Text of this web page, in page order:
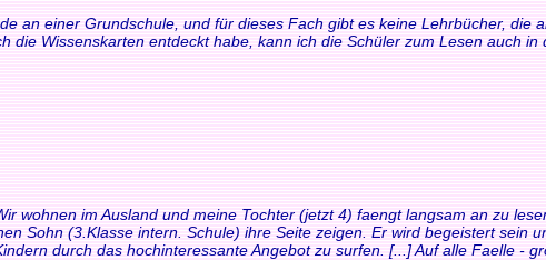
an einer Grundschule, und für dieses Fach gibt es keine Lehrbücher, die
Wissenskarten entdeckt habe, kann ich die Schüler zum Lesen auch
wohnen im Ausland und meine Tochter (jetzt 4) faengt langsam an zu
Sohn (3.Klasse intern. Schule) ihre Seite zeigen. Er wird begeistert sein
durch das hochinteressante Angebot zu surfen. [...] Auf alle Faelle -